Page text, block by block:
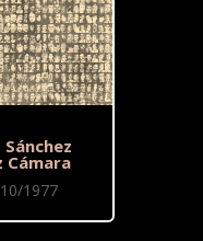
Cámara
1977